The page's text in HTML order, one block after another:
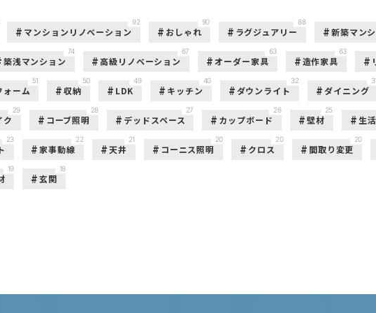
マンションリノベーション
92
おしゃれ
90
ラグジュアリー
88
新築マン
築浅マンション
74
高級リノベーション
67
オーダー家具
63
造作家具
63
ォーム
51
収納
50
LDK
49
キッチン
40
ダウンライト
32
ダイニング
ク
29
コーブ照明
28
デッドスペース
27
カップボード
26
壁材
25
生
23
家事動線
22
天井
21
コーニス照明
20
クロス
20
間取り変更
20
19
玄関
18